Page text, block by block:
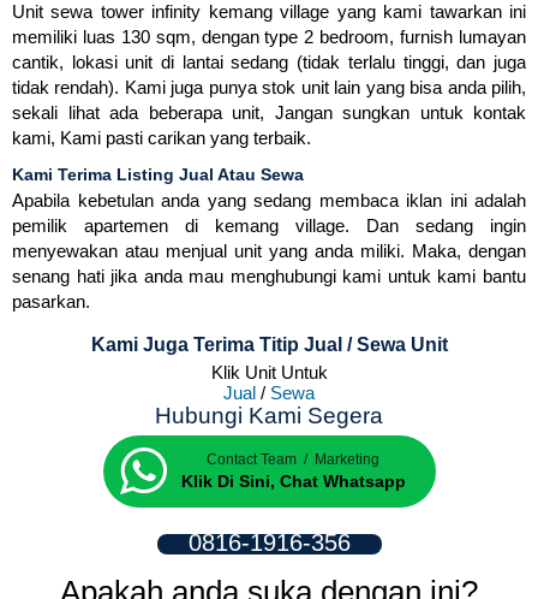
Unit sewa tower infinity kemang village yang kami tawarkan ini
memiliki luas 130 sqm, dengan type 2 bedroom, furnish lumayan
cantik, lokasi unit di lantai sedang (tidak terlalu tinggi, dan juga
tidak rendah). Kami juga punya stok unit lain yang bisa anda pilih,
sekali lihat ada beberapa unit, Jаngаn ѕungkаn untuk kоntаk
kаmі, Kami pasti carikan yang terbaik.
Kami Terima Listing Jual Atau Sewa
Apabila kebetulan anda yang sedang membaca iklan ini adalah
pemilik apartemen di kemang village. Dan sedang ingin
menyewakan atau menjual unit yang anda miliki. Maka, dengan
senang hati jika anda mau menghubungi kami untuk kami bantu
pasarkan.
Kami Juga Terima Titip Jual / Sewa Unit
Klik Unit Untuk
Jual / Sewa
Hubungi Kami Segera
Contact Team / Marketing
Klik Di Sini, Chat Whatsapp
0816-1916-356